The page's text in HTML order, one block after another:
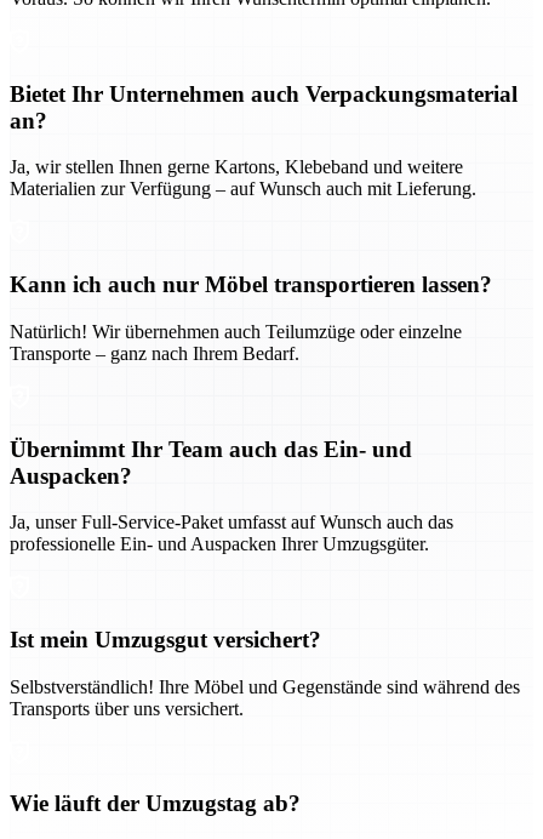
Bietet Ihr Unternehmen auch Verpackungsmaterial
an?
Ja, wir stellen Ihnen gerne Kartons, Klebeband und weitere
Materialien zur Verfügung – auf Wunsch auch mit Lieferung.
Kann ich auch nur Möbel transportieren lassen?
Natürlich! Wir übernehmen auch Teilumzüge oder einzelne
Transporte – ganz nach Ihrem Bedarf.
Übernimmt Ihr Team auch das Ein- und
Auspacken?
Ja, unser Full-Service-Paket umfasst auf Wunsch auch das
professionelle Ein- und Auspacken Ihrer Umzugsgüter.
Ist mein Umzugsgut versichert?
Selbstverständlich! Ihre Möbel und Gegenstände sind während des
Transports über uns versichert.
Wie läuft der Umzugstag ab?